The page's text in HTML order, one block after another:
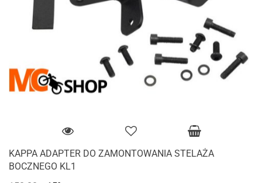
KAPPA ADAPTER DO ZAMONTOWANIA STELAŻA
BOCZNEGO KL1